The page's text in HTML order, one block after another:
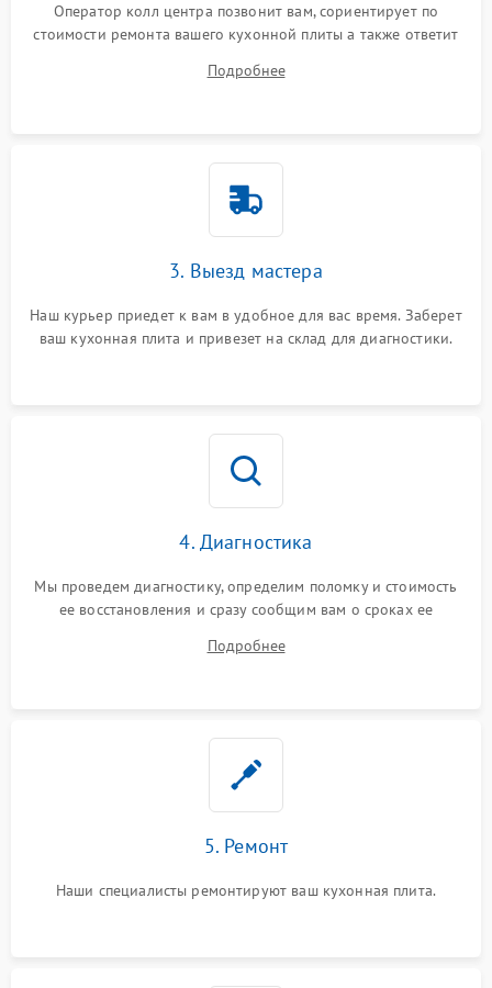
Оператор колл центра позвонит вам, сориентирует по
стоимости ремонта вашего кухонной плиты а также ответит
Подробнее
3. Выезд мастера
Наш курьер приедет к вам в удобное для вас время. Заберет
ваш кухонная плита и привезет на склад для диагностики.
4. Диагностика
Мы проведем диагностику, определим поломку и стоимость
ее восстановления и сразу сообщим вам о сроках ее
Подробнее
5. Ремонт
Наши специалисты ремонтируют ваш кухонная плита.